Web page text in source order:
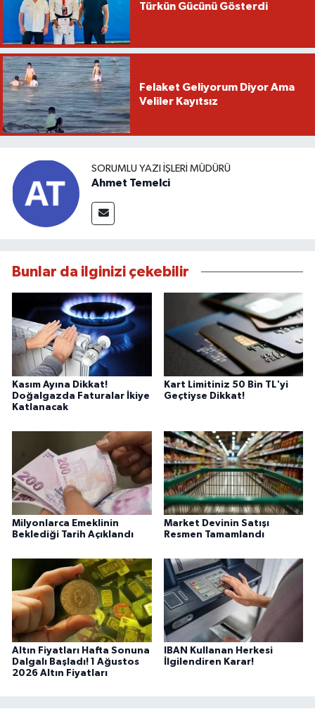
Türkün Gücünü Gösterdi
Felaket Geliyorum Diyor Ama
Veliler Kayıtsız
SORUMLU YAZI İŞLERI MÜDÜRÜ
Ahmet Temelci
Bunlar da ilginizi çekebilir
Kasım Ayına Dikkat!
Doğalgazda Faturalar İkiye
Katlanacak
Kart Limitiniz 50 Bin TL'yi
Geçtiyse Dikkat!
Milyonlarca Emeklinin
Beklediği Tarih Açıklandı
Market Devinin Satışı
Resmen Tamamlandı
Altın Fiyatları Hafta Sonuna
Dalgalı Başladı! 1 Ağustos
2026 Altın Fiyatları
IBAN Kullanan Herkesi
İlgilendiren Karar!